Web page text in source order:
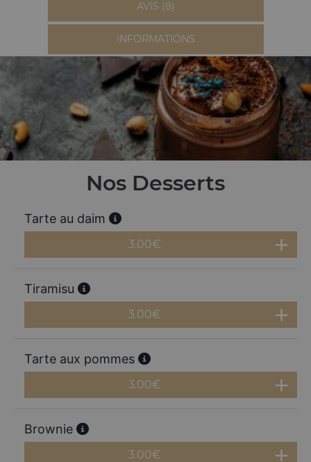
AVIS (8)
INFORMATIONS
Nos Desserts
Tarte au daim
3.00€
Tiramisu
3.00€
Tarte aux pommes
3.00€
Brownie
3.00€